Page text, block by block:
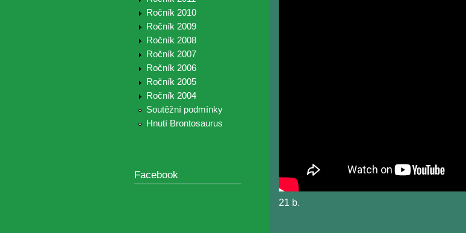
Ročník 2010
Ročník 2009
Ročník 2008
Ročník 2007
Ročník 2006
Ročník 2005
Ročník 2004
Soutěžní podmínky
Hnutí Brontosaurus
Facebook
21 b.